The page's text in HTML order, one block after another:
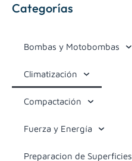
Categorías
Bombas y Motobombas
Climatización
Compactación
Fuerza y Energía
Preparacion de Superficies